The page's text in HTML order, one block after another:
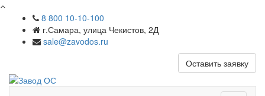
8 800 10-10-100
г.Самара, улица Чекистов, 2Д
sale@zavodos.ru
Оставить заявку